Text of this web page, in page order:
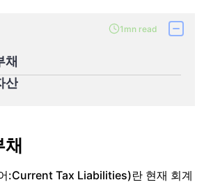
1mn read
채
산
채
:Current Tax Liabilities)란 현재 회계